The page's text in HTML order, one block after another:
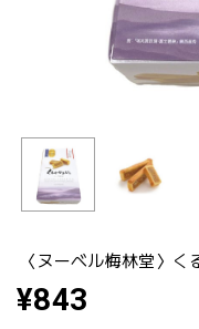
〈ヌーベル梅林堂〉
¥843